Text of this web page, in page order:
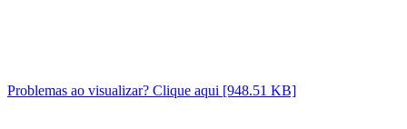
Problemas ao visualizar? Clique aqui [948.51 KB]